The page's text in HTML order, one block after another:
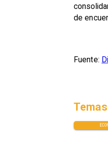
de
Fuente: